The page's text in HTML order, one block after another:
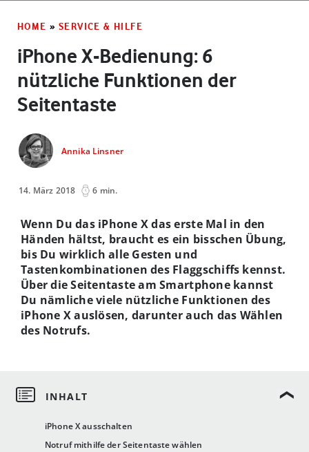
HOME » SERVICE & HILFE
iPhone X-Bedienung: 6
nützliche Funktionen der
Seitentaste
Annika Linsner
14. März 2018 6 min.
iPhone X ausschalten
Notruf mithilfe der Seitentaste wählen
Wenn Du das iPhone X das erste Mal in den
Händen hältst, braucht es ein bisschen Übung,
bis Du wirklich alle Gesten und
Tastenkombinationen des Flaggschiffs kennst.
Über die Seitentaste am Smartphone kannst
Du nämliche viele nützliche Funktionen des
iPhone X auslösen, darunter auch das Wählen
des Notrufs.